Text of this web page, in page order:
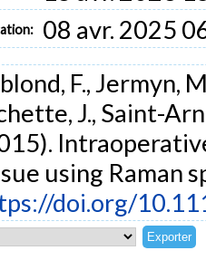
08 avr. 2025
F., Jermyn,
J., Saint-
using Raman
doi.org/